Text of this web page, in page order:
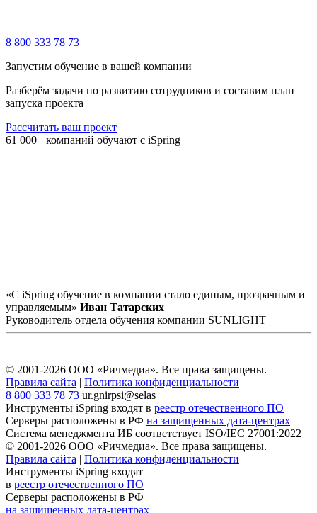
8 800 333 78 73
Запустим обучение в вашей компании
Разберём задачи по развитию сотрудников и составим план
запуска проекта
Рассчитать ваш проект
61 000+ компаний обучают с iSpring
«С iSpring обучение в компании стало единым, прозрачным и
управляемым» Иван Татарских
Руководитель отдела обучения компании SUNLIGHT
© 2001-2026 ООО «Ричмедиа». Все права защищены.
Правила сайта | Политика конфиденциальности
8 800 333 78 73 ur.gnirpsi@selas
Инструменты iSpring входят в реестр отечественного ПО
Серверы расположены в РФ на защищенных дата-центрах
Система менеджмента ИБ соответствует ISO/IEC 27001:2022
© 2001-2026 ООО «Ричмедиа». Все права защищены.
Правила сайта | Политика конфиденциальности
Инструменты iSpring входят
в реестр отечественного ПО
Серверы расположены в РФ
на защищенных дата-центрах